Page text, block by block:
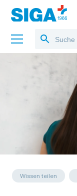
Referenzen
Wissen teilen